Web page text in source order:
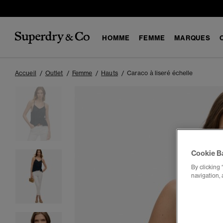
HOMME FEMME MARQUES
Accueil Outlet Femme Hauts Caraco à liseré échelle
Cookie
By clicking
navigation,